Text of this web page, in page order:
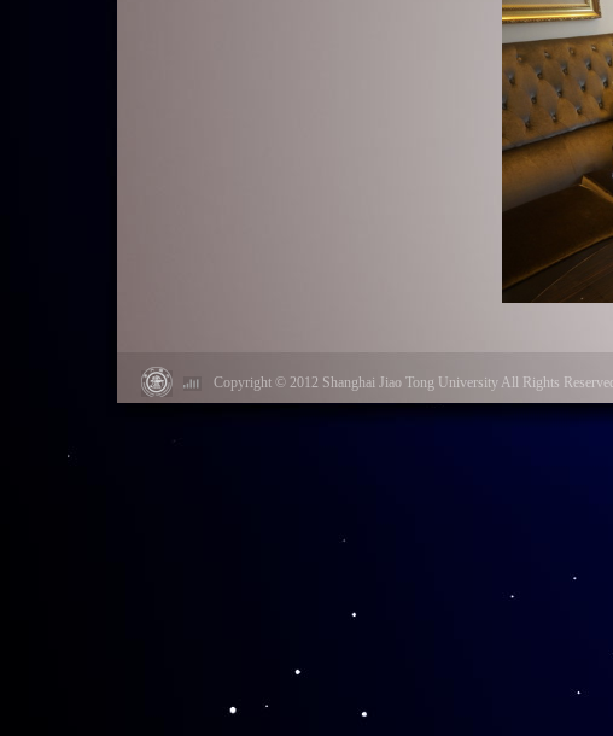
自1979年起，林部长和
Copyright © 2012 Shanghai Jiao Tong University All Rights